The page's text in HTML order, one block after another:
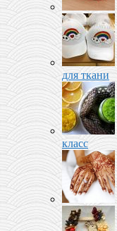
для ткани
класс